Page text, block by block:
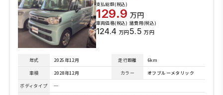
支払総額(税込)
129.9 万円
車両価格(税込)
124.4 万円
諸費用(税込)
5.5 万円
年式 2025年12月 走行距離
6km
車検
2028年12月 カラー
オフブルーメタリック
ボディタイプ
─